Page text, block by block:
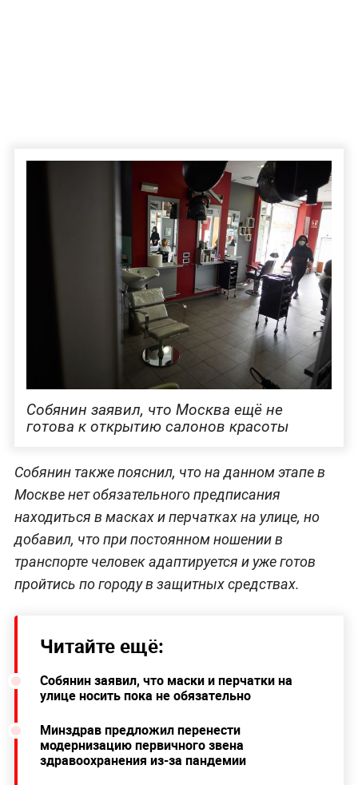
Собянин заявил, что Москва ещё не
готова к открытию салонов красоты
Собянин также пояснил, что на данном этапе в
Москве нет обязательного предписания
находиться в масках и перчатках на улице, но
добавил, что при постоянном ношении в
транспорте человек адаптируется и уже готов
пройтись по городу в защитных средствах.
Читайте ещё:
Собянин заявил, что маски и перчатки на
улице носить пока не обязательно
Минздрав предложил перенести
модернизацию первичного звена
здравоохранения из-за пандемии